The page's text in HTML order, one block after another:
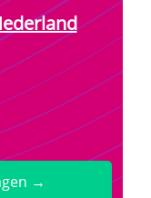
→